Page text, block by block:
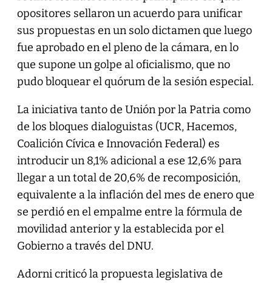
opositores sellaron un acuerdo para unificar
sus propuestas en un solo dictamen que luego
fue aprobado en el pleno de la cámara, en lo
que supone un golpe al oficialismo, que no
pudo bloquear el quórum de la sesión especial.
La iniciativa tanto de Unión por la Patria como
de los bloques dialoguistas (UCR, Hacemos,
Coalición Cívica e Innovación Federal) es
introducir un 8,1% adicional a ese 12,6% para
llegar a un total de 20,6% de recomposición,
equivalente a la inflación del mes de enero que
se perdió en el empalme entre la fórmula de
movilidad anterior y la establecida por el
Gobierno a través del DNU.
Adorni criticó la propuesta legislativa de